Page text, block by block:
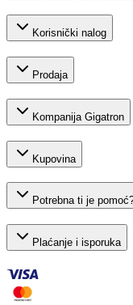
Korisnički nalog
Prodaja
Kompanija Gigatron
Kupovina
Potrebna ti je
Plaćanje i isporuka